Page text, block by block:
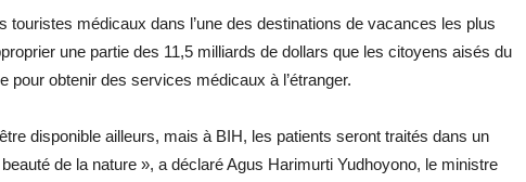
touristes médicaux dans l’une des destinations de vacances les plus
une partie des 11,5 milliards de dollars que les citoyens aisés du
pour obtenir des services médicaux à l’étranger.
disponible ailleurs, mais à BIH, les patients seront traités dans un
de la nature », a déclaré Agus Harimurti Yudhoyono, le ministre